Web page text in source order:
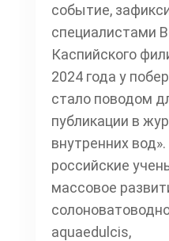
событие,
специалистами
Каспийского
2024 года у
стало поводом
публикации в
внутренних
российские
массовое
aquaedulcis,